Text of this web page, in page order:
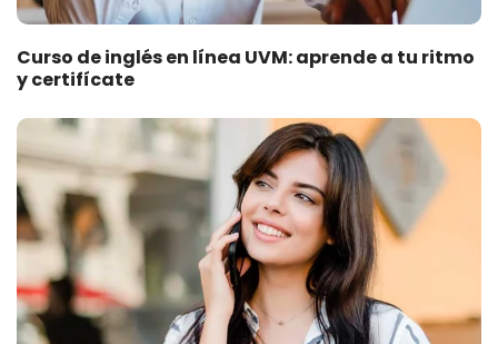
Curso de inglés en línea UVM: aprende a tu ritmo
y certifícate